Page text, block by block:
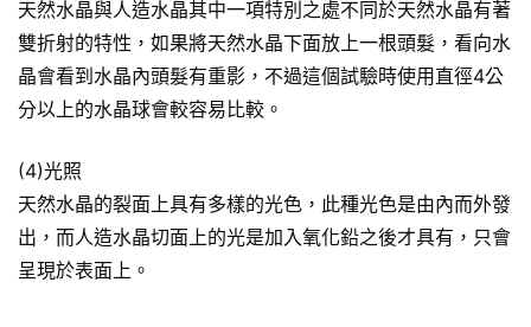
天然水晶與人造水晶其中一項特別之處不同於天然水晶有著
雙折射的特性，如果將天然水晶下面放上一根頭髮，看向水
晶會看到水晶內頭髮有重影，不過這個試驗時使用直徑4公
分以上的水晶球會較容易比較。
(4)光照
天然水晶的裂面上具有多樣的光色，此種光色是由內而外發
出，而人造水晶切面上的光是加入氧化鉛之後才具有，只會
呈現於表面上。